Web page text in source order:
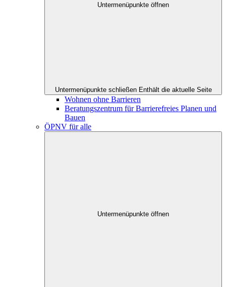
Untermenüpunkte öffnen
Untermenüpunkte schließen Enthält die aktuelle Seite
Wohnen ohne Barrieren
Beratungszentrum für Barrierefreies Planen und
Bauen
ÖPNV für alle
Untermenüpunkte öffnen